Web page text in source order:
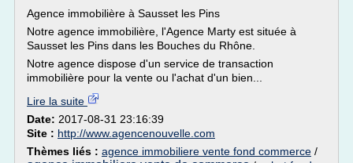
Agence immobilière à Sausset les Pins
Notre agence immobilière, l'Agence Marty est située à
Sausset les Pins dans les Bouches du Rhône.
Notre agence dispose d'un service de transaction
immobilière pour la vente ou l'achat d'un bien...
Lire la suite
Date: 2017-08-31 23:16:39
Site : http://www.agencenouvelle.com
Thèmes liés : agence immobiliere vente fond commerce /